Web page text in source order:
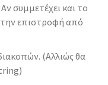
συμμετέχει και το
την επιστροφή από
(Αλλιώς θα